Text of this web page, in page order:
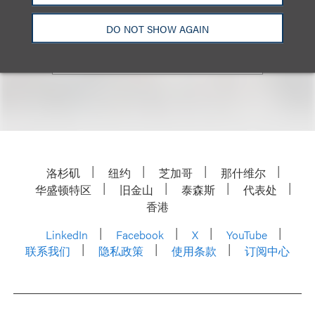
DO NOT SHOW AGAIN
+1.202.618.5014
洛杉矶 纽约 芝加哥
那什维尔
华盛顿特区
旧金山 泰森斯
代表处
香港
LinkedIn
Facebook X
YouTube
联系我们
隐私政策 使用条款 订阅中心